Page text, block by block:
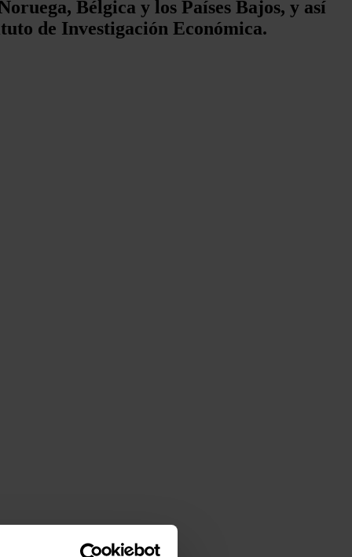
Bélgica y los Países Bajos, y así
de Investigación Económica.